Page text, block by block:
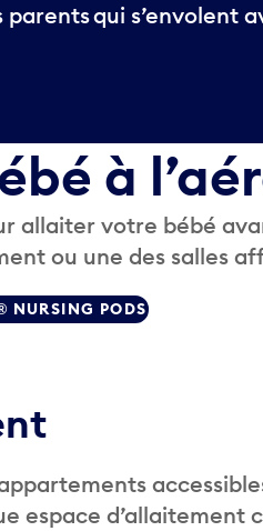
qui s’envolent
à
allaiter votre bébé
ou une des salles
NURSING PODS
espace d’allaitement